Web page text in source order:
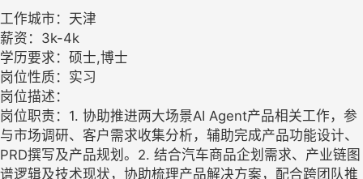
工作城市：天津
薪资：3k-4k
学历要求：硕士,博士
岗位性质：实习
岗位描述：
岗位职责：1. 协助推进两大场景AI Agent产品相关工作，参
与市场调研、客户需求收集分析，辅助完成产品功能设计、
PRD撰写及产品规划。2. 结合汽车商品企划需求、产业链图
谱逻辑及技术现状，协助梳理产品解决方案，配合跨团队推